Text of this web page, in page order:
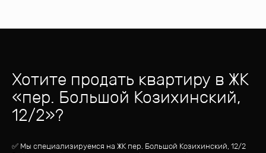
Хотите продать квартиру в ЖК
«пер. Большой Козихинский,
12/2»?
✅ Мы специализируемся на ЖК пер. Большой Козихинский, 12/2